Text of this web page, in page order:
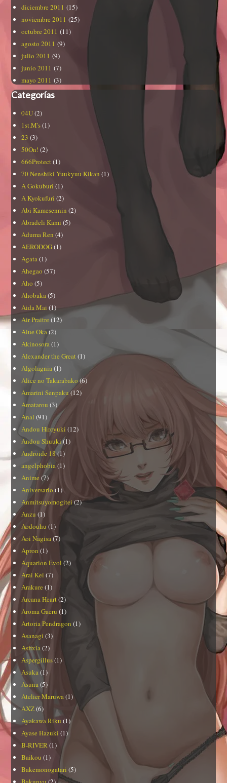
diciembre 2011 (15)
noviembre 2011 (25)
octubre 2011 (11)
agosto 2011 (9)
julio 2011 (9)
junio 2011 (7)
mayo 2011 (3)
Categorías
04U(2)
1st.M's(1)
23 (3)
50On! (2)
666Protect(1)
70 Nenshiki Yuukyuu Kikan (1)
A Gokuburi (1)
A Kyokufuri (2)
Abi Kamesennin (2)
Abradeli Kami (5)
Aduma Ren (4)
AERODOG(1)
Agata(1)
Ahegao (57)
Aho (5)
Ahobaka(5)
Aida Mai (1)
Air Praitre (12)
Aiue Oka(2)
Akinosora(1)
Alexander the Great (1)
Algolagnia(1)
Alice no Takarabako (6)
Amarini Senpaku(12)
Amatarou (3)
Anal (91)
Andou Hiroyuki (12)
Andou Shuuki(1)
Androide 18(1)
angelphobia(1)
Anime (7)
Aniversario (1)
Anmitsuyomogitei(2)
Anzu (1)
Aodouhu (1)
Aoi Nagisa(7)
Apron (1)
Aquarion Evol (2)
Arai Kei (7)
Arakure (1)
Arcana Heart(2)
Aroma Gaeru (1)
Artoria Pendragon (1)
Asanagi (3)
Asfixia(2)
Aspergillus(1)
Asuka(1)
Asuna(5)
Atelier Maruwa(1)
AXZ(6)
Ayakawa Riku (1)
Ayase Hazuki (1)
B-RIVER (1)
Baikou (1)
Bakemonogatari (5)